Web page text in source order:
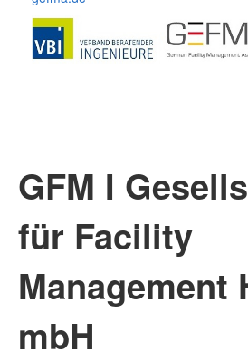
GFM I
für Facility
Management
mbH